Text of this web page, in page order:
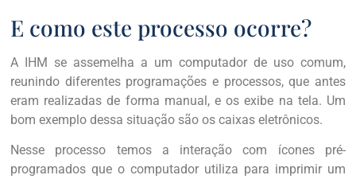
E como este processo ocorre?
A IHM se assemelha a um computador de uso comum,
reunindo diferentes programações e processos, que antes
eram realizadas de forma manual, e os exibe na tela. Um
bom exemplo dessa situação são os caixas eletrônicos.
Nesse processo temos a interação com ícones pré-
programados que o computador utiliza para imprimir um